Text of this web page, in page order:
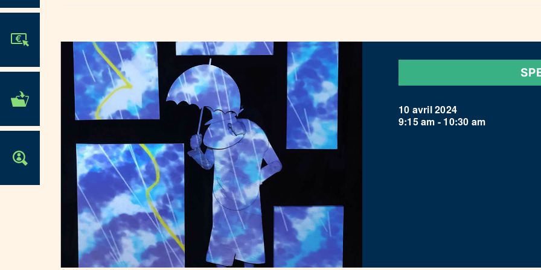
JE PARTICIPE !
MES DÉMARCHES
ADMINISTRATIVES
OFFRES D'EMPLOI
10 avril 2024
9:15 am - 10:30 am